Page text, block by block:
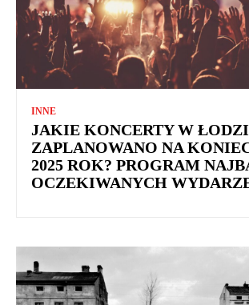
INNE
JAKIE KONCERTY W ŁODZI
ZAPLANOWANO NA
2025 ROK? PROGRAM
OCZEKIWANYCH